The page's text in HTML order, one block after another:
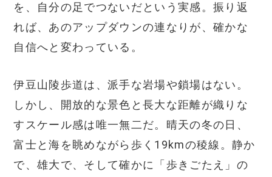
を、自分の足でつないだという実感。振り返
れば、あのアップダウンの連なりが、確かな
自信へと変わっている。
伊豆山陵歩道は、派手な岩場や鎖場はない。
しかし、開放的な景色と長大な距離が織りな
すスケール感は唯一無二だ。晴天の冬の日、
富士と海を眺めながら歩く19kmの稜線。静か
で、雄大で、そして確かに「歩きごたえ」の